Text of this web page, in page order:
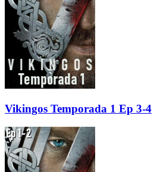
Vikingos Temporada 1 Ep 3-4